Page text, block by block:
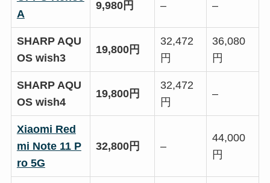
A
9,980円 – –
SHARP AQU
OS wish3
19,800円
32,472
円
36,080
円
SHARP AQU
OS wish4
19,800円
32,472
円
–
Xiaomi Red
mi Note 11 P
ro 5G
32,800円 –
44,000
円